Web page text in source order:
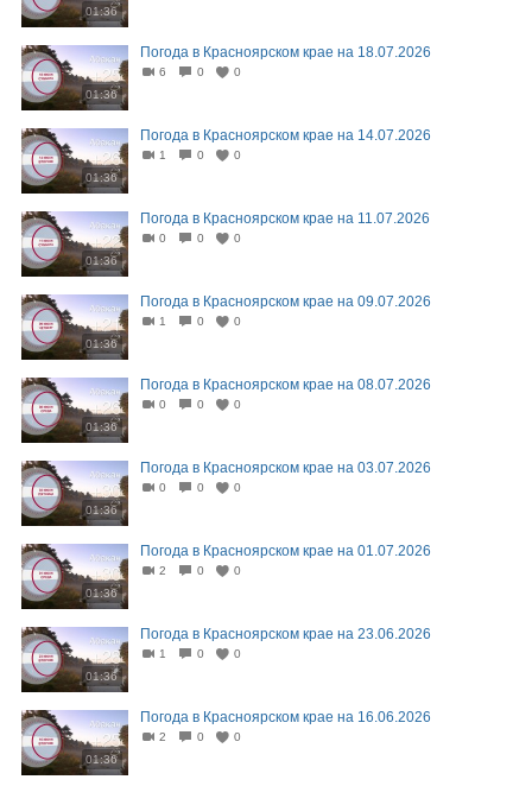
01:36
01:36
Погода в Красноярском крае на 18.07.2026
6 0 0
01:36
Погода в Красноярском крае на 14.07.2026
1 0 0
01:36
Погода в Красноярском крае на 11.07.2026
0 0 0
01:36
Погода в Красноярском крае на 09.07.2026
1 0 0
01:36
Погода в Красноярском крае на 08.07.2026
0 0 0
01:36
Погода в Красноярском крае на 03.07.2026
0 0 0
01:36
Погода в Красноярском крае на 01.07.2026
2 0 0
01:36
Погода в Красноярском крае на 23.06.2026
1 0 0
01:36
Погода в Красноярском крае на 16.06.2026
2 0 0